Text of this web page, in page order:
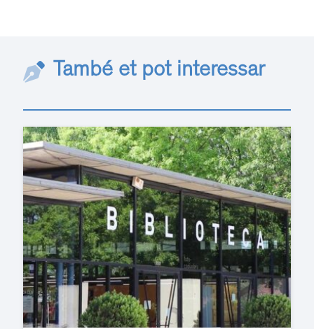
També et pot interessar